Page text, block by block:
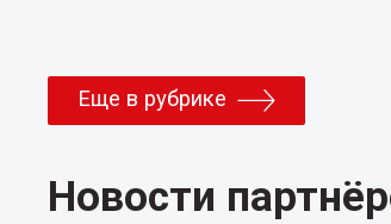
Еще в рубрике
Новости